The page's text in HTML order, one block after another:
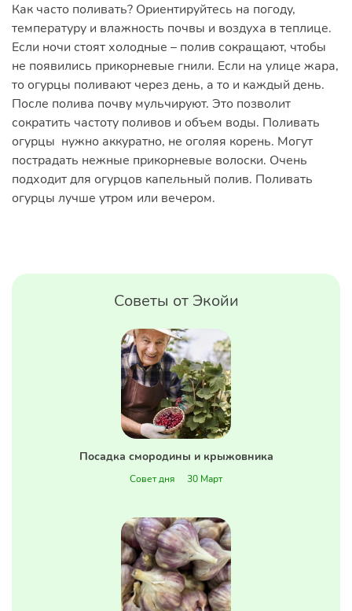
Как часто поливать? Ориентируйтесь на погоду,
температуру и влажность почвы и воздуха в теплице.
Если ночи стоят холодные – полив сокращают, чтобы
не появились прикорневые гнили. Если на улице жара,
то огурцы поливают через день, а то и каждый день.
После полива почву мульчируют. Это позволит
сократить частоту поливов и объем воды. Поливать
огурцы нужно аккуратно, не оголяя корень. Могут
пострадать нежные прикорневые волоски. Очень
подходит для огурцов капельный полив. Поливать
огурцы лучше утром или вечером.
Советы от Экойи
Посадка смородины и крыжовника
Совет дня 30 Март